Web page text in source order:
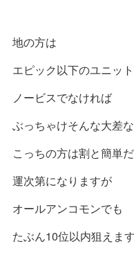
地の方は
エピック以下のユニッ
ノービスでなければ
ぶっちゃけそんな大差
こっちの方は割と簡単
運次第になりますが
オールアンコモンでも
たぶん10位以内狙えます